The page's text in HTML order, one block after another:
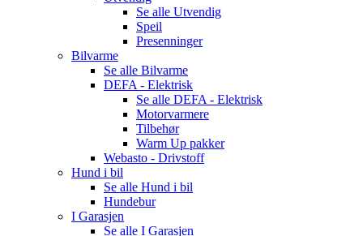
Se alle Utvendig
Speil
Presenninger
Bilvarme
Se alle Bilvarme
DEFA - Elektrisk
Se alle DEFA - Elektrisk
Motorvarmere
Tilbehør
Warm Up pakker
Webasto - Drivstoff
Hund i bil
Se alle Hund i bil
Hundebur
I Garasjen
Se alle I Garasjen